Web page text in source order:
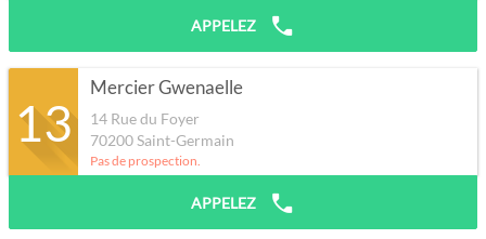
APPELEZ
13
Mercier Gwenaelle
14 Rue du Foyer
70200Saint-Germain
Pas de prospection.
APPELEZ